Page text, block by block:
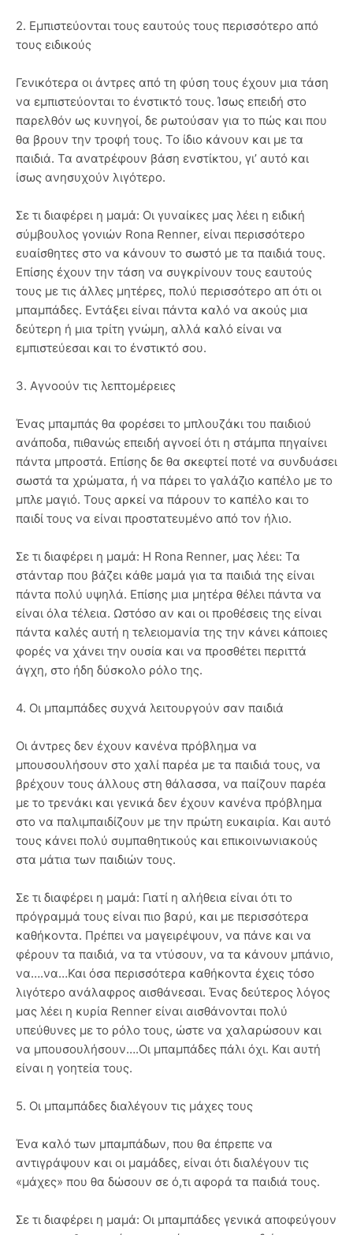
2. Εμπιστεύονται τους εαυτούς τους περισσότερο από
τους ειδικούς
Γενικότερα οι άντρες από τη φύση τους έχουν μια τάση
να εμπιστεύονται το ένστικτό τους. Ίσως επειδή στο
παρελθόν ως κυνηγοί, δε ρωτούσαν για το πώς και που
θα βρουν την τροφή τους. Το ίδιο κάνουν και με τα
παιδιά. Τα ανατρέφουν βάση ενστίκτου, γι’ αυτό και
ίσως ανησυχούν λιγότερο.
Σε τι διαφέρει η μαμά: Οι γυναίκες μας λέει η ειδική
σύμβουλος γονιών Rona Renner, είναι περισσότερο
ευαίσθητες στο να κάνουν το σωστό με τα παιδιά τους.
Επίσης έχουν την τάση να συγκρίνουν τους εαυτούς
τους με τις άλλες μητέρες, πολύ περισσότερο απ ότι οι
μπαμπάδες. Εντάξει είναι πάντα καλό να ακούς μια
δεύτερη ή μια τρίτη γνώμη, αλλά καλό είναι να
εμπιστεύεσαι και το ένστικτό σου.
3. Αγνοούν τις λεπτομέρειες
Ένας μπαμπάς θα φορέσει το μπλουζάκι του παιδιού
ανάποδα, πιθανώς επειδή αγνοεί ότι η στάμπα πηγαίνει
πάντα μπροστά. Επίσης δε θα σκεφτεί ποτέ να συνδυάσει
σωστά τα χρώματα, ή να πάρει το γαλάζιο καπέλο με το
μπλε μαγιό. Τους αρκεί να πάρουν το καπέλο και το
παιδί τους να είναι προστατευμένο από τον ήλιο.
Σε τι διαφέρει η μαμά: Η Rona Renner, μας λέει: Τα
στάνταρ που βάζει κάθε μαμά για τα παιδιά της είναι
πάντα πολύ υψηλά. Επίσης μια μητέρα θέλει πάντα να
είναι όλα τέλεια. Ωστόσο αν και οι προθέσεις της είναι
πάντα καλές αυτή η τελειομανία της την κάνει κάποιες
φορές να χάνει την ουσία και να προσθέτει περιττά
άγχη, στο ήδη δύσκολο ρόλο της.
4. Οι μπαμπάδες συχνά λειτουργούν σαν παιδιά
Οι άντρες δεν έχουν κανένα πρόβλημα να
μπουσουλήσουν στο χαλί παρέα με τα παιδιά τους, να
βρέχουν τους άλλους στη θάλασσα, να παίζουν παρέα
με το τρενάκι και γενικά δεν έχουν κανένα πρόβλημα
στο να παλιμπαιδίζουν με την πρώτη ευκαιρία. Και αυτό
τους κάνει πολύ συμπαθητικούς και επικοινωνιακούς
στα μάτια των παιδιών τους.
Σε τι διαφέρει η μαμά: Γιατί η αλήθεια είναι ότι το
πρόγραμμά τους είναι πιο βαρύ, και με περισσότερα
καθήκοντα. Πρέπει να μαγειρέψουν, να πάνε και να
φέρουν τα παιδιά, να τα ντύσουν, να τα κάνουν μπάνιο,
να….να…Και όσα περισσότερα καθήκοντα έχεις τόσο
λιγότερο ανάλαφρος αισθάνεσαι. Ένας δεύτερος λόγος
μας λέει η κυρία Renner είναι αισθάνονται πολύ
υπεύθυνες με το ρόλο τους, ώστε να χαλαρώσουν και
να μπουσουλήσουν….Οι μπαμπάδες πάλι όχι. Και αυτή
είναι η γοητεία τους.
5. Οι μπαμπάδες διαλέγουν τις μάχες τους
Ένα καλό των μπαμπάδων, που θα έπρεπε να
αντιγράψουν και οι μαμάδες, είναι ότι διαλέγουν τις
«μάχες» που θα δώσουν σε ό,τι αφορά τα παιδιά τους.
Σε τι διαφέρει η μαμά: Οι μπαμπάδες γενικά αποφεύγουν